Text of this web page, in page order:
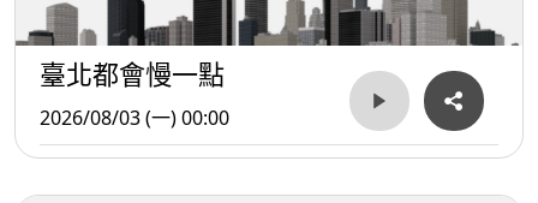
臺北都會慢一點
2026/08/03 (一) 00:00